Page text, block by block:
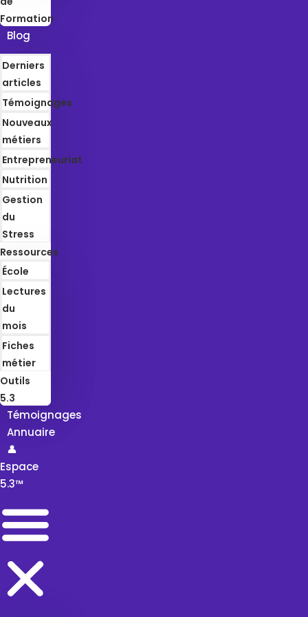
Formation
Blog
Derniers
articles
Témoignages
Nouveaux
métiers
Entrepreneuriat
Nutrition
Gestion
du
Stress
Ressources
École
Lectures
du
mois
Fiches
métier
Outils
5.3
Témoignages
Annuaire
👤
Espace
5.3™